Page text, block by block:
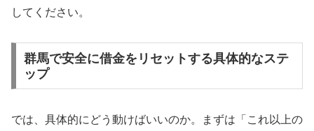
してください。
群馬で安全に借金をリセットする具体的なステ
ップ
では、具体的にどう動けばいいのか。まずは「これ以上の